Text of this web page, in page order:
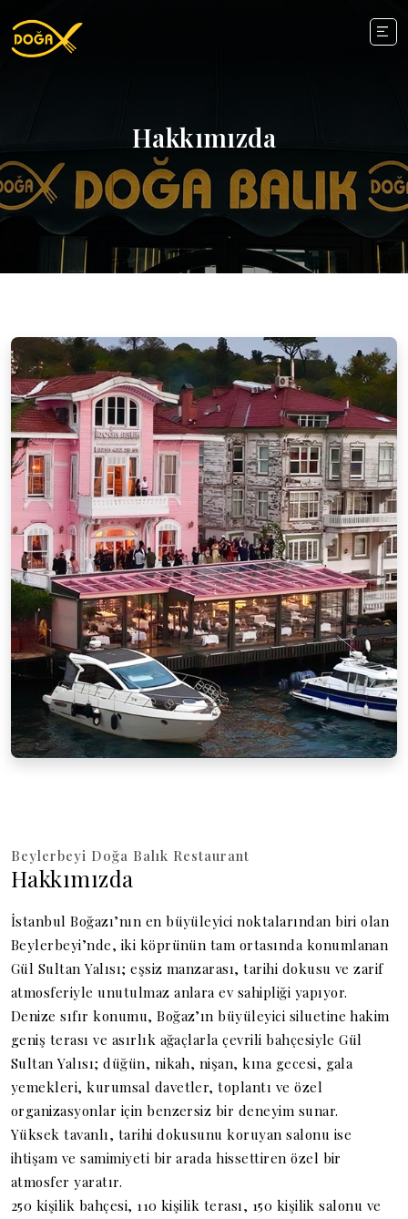
Hakkımızda
Beylerbeyi Doğa Balık Restaurant
Hakkımızda
İstanbul Boğazı’nın en büyüleyici noktalarından biri olan
Beylerbeyi’nde, iki köprünün tam ortasında konumlanan
Gül Sultan Yalısı; eşsiz manzarası, tarihi dokusu ve zarif
atmosferiyle unutulmaz anlara ev sahipliği yapıyor.
Denize sıfır konumu, Boğaz’ın büyüleyici siluetine hakim
geniş terası ve asırlık ağaçlarla çevrili bahçesiyle Gül
Sultan Yalısı; düğün, nikah, nişan, kına gecesi, gala
yemekleri, kurumsal davetler, toplantı ve özel
organizasyonlar için benzersiz bir deneyim sunar.
Yüksek tavanlı, tarihi dokusunu koruyan salonu ise
ihtişam ve samimiyeti bir arada hissettiren özel bir
atmosfer yaratır.
250 kişilik bahçesi, 110 kişilik terası, 150 kişilik salonu ve